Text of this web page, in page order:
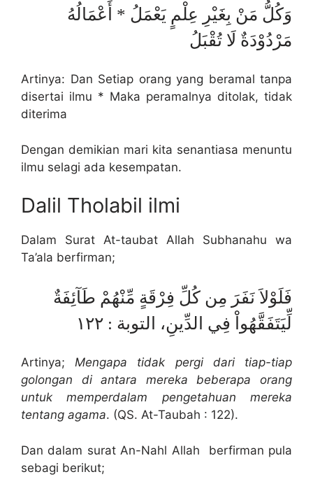
وَكُلُّ مَنْ بِغَيْرِ عِلْمٍ يَعْمَلُ * أَعْمَالُهُ
مَرْدُوْدَةٌ لَا تُقْبَلُ
Artinya: Dan Setiap orang yang beramal tanpa
disertai ilmu * Maka peramalnya ditolak, tidak
diterima
Dengan demikian mari kita senantiasa menuntu
ilmu selagi ada kesempatan.
Dalil Tholabil ilmi
Dalam Surat At-taubat Allah Subhanahu wa
Ta’ala berfirman;
فَلَوْلاَ نَفَرَ مِن كُلِّ فِرْقَةٍ مِّنْهُمْ طَآئِفَةٌ
لِّيَتَفَقَّهُواْ فِي الدِّينِ، التوبة : ١٢٢
Artinya;Mengapa tidak pergi dari tiap-tiap
golongan di antara mereka beberapa orang
untuk memperdalam pengetahuan mereka
tentang agama. (QS. At-Taubah : 122).
Dan dalam surat An-Nahl Allah berfirman pula
sebagi berikut;